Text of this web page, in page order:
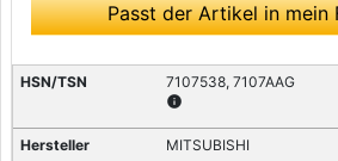
Passt der Artikel in mein
7107538, 7107AAG
info
MITSUBISHI